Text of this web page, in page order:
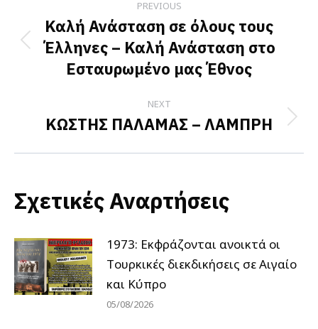
navigation
PREVIOUS
Previous
post:
Καλή Ανάσταση σε όλους τους
Έλληνες – Καλή Ανάσταση στο
Εσταυρωμένο μας Έθνος
NEXT
Next
ΚΩΣΤΗΣ ΠΑΛΑΜΑΣ – ΛΑΜΠΡΗ
Σχετικές Αναρτήσεις
1973: Εκφράζονται ανοικτά οι
Tουρκικές διεκδικήσεις σε Αιγαίο
και Κύπρο
05/08/2026